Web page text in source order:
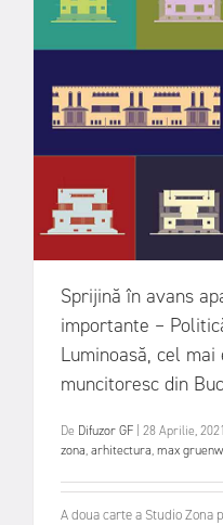
Sprijină în avans
importante –
Luminoasă, cel
muncitoresc din
De Difuzor GF 28 Aprilie, 2021
zona,arhitectura,max
A doua carte a Studio